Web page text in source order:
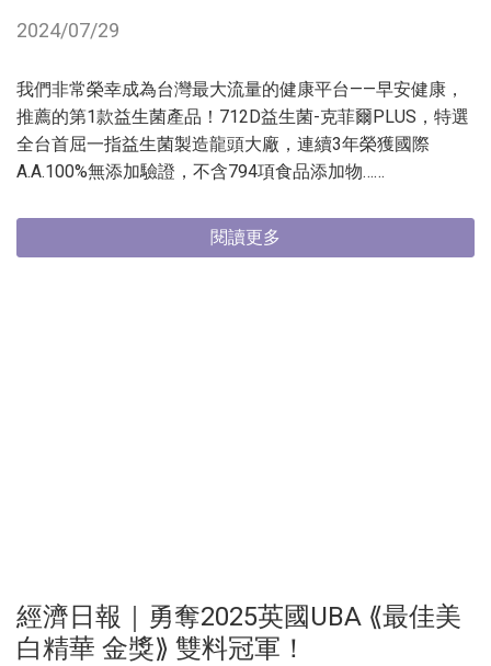
2024/07/29
我們非常榮幸成為台灣最大流量的健康平台——早安健康，
推薦的第1款益生菌產品！712D益生菌-克菲爾PLUS，特選
全台首屈一指益生菌製造龍頭大廠，連續3年榮獲國際
A.A.100%無添加驗證，不含794項食品添加物……
閱讀更多
經濟日報｜勇奪2025英國UBA ⟪最佳美
白精華 金獎⟫ 雙料冠軍！